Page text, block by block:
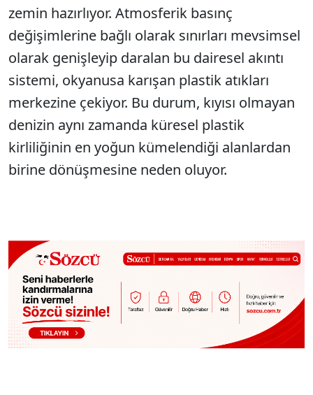
zemin hazırlıyor. Atmosferik basınç
değişimlerine bağlı olarak sınırları mevsimsel
olarak genişleyip daralan bu dairesel akıntı
sistemi, okyanusa karışan plastik atıkları
merkezine çekiyor. Bu durum, kıyısı olmayan
denizin aynı zamanda küresel plastik
kirliliğinin en yoğun kümelendiği alanlardan
birine dönüşmesine neden oluyor.